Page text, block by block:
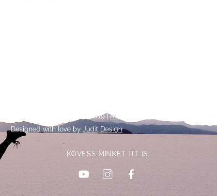
To
2019 |Adatkezelési tájékoztató
Designed with love byJudit Design
KÖVESS MINKET ITT IS:
YouTubeInstagram